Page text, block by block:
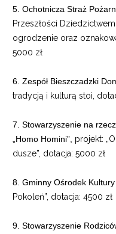
5. Ochotnicza Straż
Przeszłości
ogrodzenie oraz
5000 zł
6. Zespół Bieszczadzki
tradycją i kulturą stoi,
7. Stowarzyszenie na
„Homo Homini”, projekt:
dusze”, dotacja: 5000 zł
8. Gminny Ośrodek Kultury
Pokoleń”, dotacja: 4500 zł
9. Stowarzyszenie